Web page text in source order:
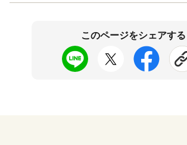
このページをシェアする